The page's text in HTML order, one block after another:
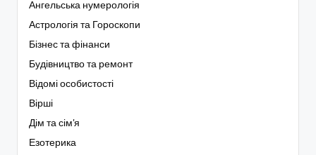
Ангельська нумерологія
Астрологія та Гороскопи
Бізнес та фінанси
Будівництво та ремонт
Відомі особистості
Вірші
Дім та сім'я
Езотерика